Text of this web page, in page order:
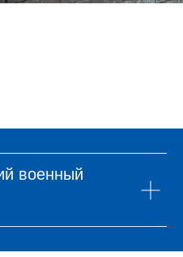
военный